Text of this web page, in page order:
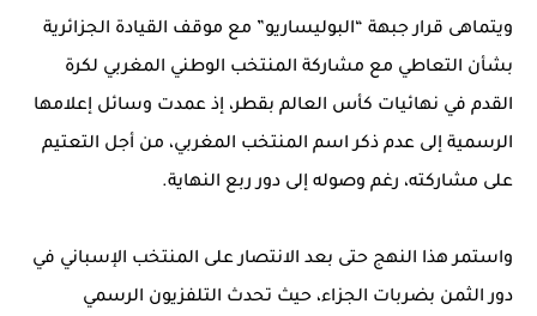
ويتماهى قرار جبهة “البوليساريو” مع موقف القيادة الجزائرية
بشأن التعاطي مع مشاركة المنتخب الوطني المغربي لكرة
القدم في نهائيات كأس العالم بقطر، إذ عمدت وسائل إعلامها
الرسمية إلى عدم ذكر اسم المنتخب المغربي، من أجل التعتيم
على مشاركته، رغم وصوله إلى دور ربع النهاية.
واستمر هذا النهج حتى بعد الانتصار على المنتخب الإسباني في
دور الثمن بضربات الجزاء، حيث تحدث التلفزيون الرسمي